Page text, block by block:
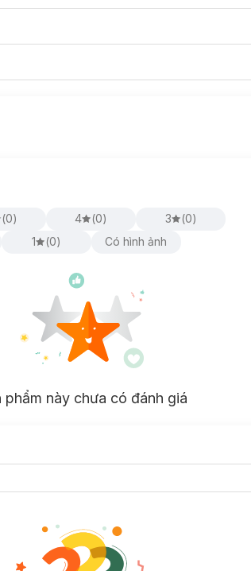
(0) 4 (0) 3 (0)
1 (0) Có hình ảnh
phẩm này chưa có đánh giá